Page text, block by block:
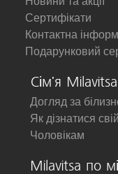
Сертифікати
Контактна
Подарунковий
Сім'я Milavitsa
Догляд за
Як дізнатися
Чоловікам
Milavitsa по